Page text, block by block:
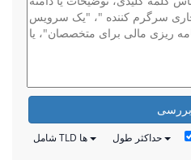
شامل TLD ها حداکثر طول